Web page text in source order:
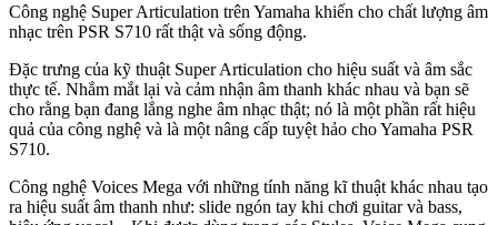
Công nghệ Super Articulation trên Yamaha khiến cho chất lượng âm
nhạc trên PSR S710 rất thật và sống động.
Đặc trưng của kỹ thuật Super Articulation cho hiệu suất và âm sắc
thực tế. Nhắm mắt lại và cảm nhận âm thanh khác nhau và bạn sẽ
cho rằng bạn đang lắng nghe âm nhạc thật; nó là một phần rất hiệu
quả của công nghệ và là một nâng cấp tuyệt hảo cho Yamaha PSR
S710.
Công nghệ Voices Mega với những tính năng kĩ thuật khác nhau tạo
ra hiệu suất âm thanh như: slide ngón tay khi chơi guitar và bass,